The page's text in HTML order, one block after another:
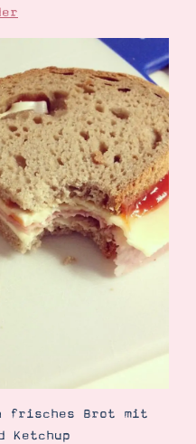
frisches Brot mit
Ketchup